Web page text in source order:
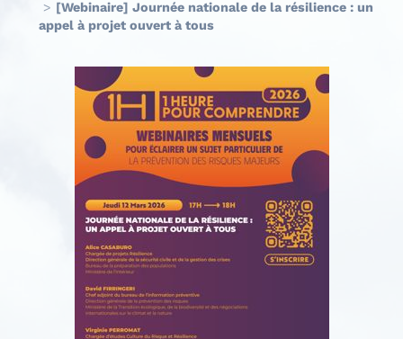
[Webinaire] Journée nationale de la résilience : un
appel à projet ouvert à tous